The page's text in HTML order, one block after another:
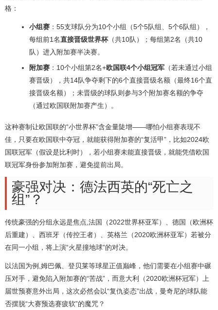
格：
小组赛 ：55支球队分为10个小组（5个5队组、5个6队组），
每组前1名直接晋级世界杯（共10队）；每组第2名（共10
队）进入附加赛半决赛。
附加赛 ：10个小组第2名+欧国联4个小组冠军 （若未通过小组
赛晋级），共14队争夺剩下的6个直接晋级名额（最终16个直
接晋级名额）；未晋级的球队则参与3个附加赛名额的争夺
（通过欧国联附加赛产生）。
这种赛制让欧国联的“小世界杯”含金量陡增——哪怕小组赛表现不
佳，只要在欧国联中夺冠，就能获得附加赛的“复活甲”，比如2024欧
国联冠军（假设是比利时），若小组赛未能直接晋级，就能凭借欧国
联冠军身份参加附加赛，避免提前出局。
豪强对决：德法西英的“死亡之
组”？
传统豪强的分组永远是焦点,法国（2022世界杯亚军）、德国（欧洲杯
后重建）、西班牙（传控王者）、英格兰（2020欧洲杯亚军）若被分
在同一小组，将上演“火星撞地球”的对决。
以法国为例,姆巴佩、登贝莱等球星正值巅峰，他们需要在小组赛中碾
压对手，避免陷入附加赛的“苦战”，而意大利（2020欧洲杯冠军）上
届世预赛意外出局，这次必然会以“复仇姿态”出战，曼奇尼的球队能
否摆脱“大赛预选赛疲软”的魔咒？